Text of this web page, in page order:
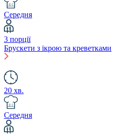
Середня
3 порції
Брускети з ікрою та креветками
20 хв.
Середня